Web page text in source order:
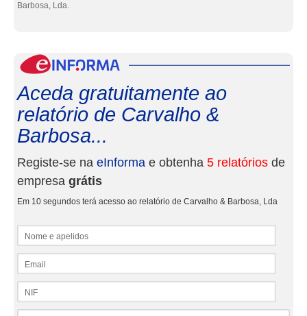
Barbosa, Lda.
Aceda gratuitamente ao
relatório de Carvalho &
Barbosa...
Registe-se na eInforma e obtenha 5 relatórios de
empresa grátis
Em 10 segundos terá acesso ao relatório de Carvalho & Barbosa, Lda